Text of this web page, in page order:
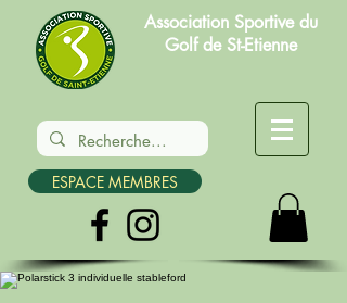
Association Sportive du
Golf de St-Etienne
ESPACE MEMBRES